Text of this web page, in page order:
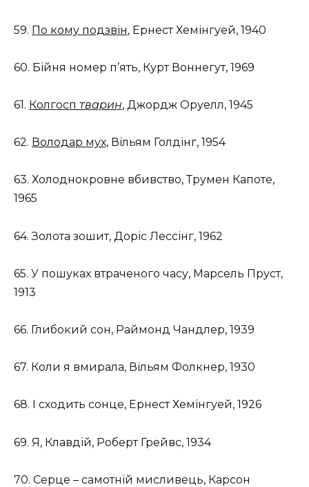
59. По кому подзвін, Ернест Хемінгуей, 1940
60. Бійня номер п’ять, Курт Воннегут, 1969
61. Колгосп тварин, Джордж Оруелл, 1945
62. Володар мух, Вільям Голдінг, 1954
63. Холоднокровне вбивство, Трумен Капоте,
1965
64. Золота зошит, Доріс Лессінг, 1962
65. У пошуках втраченого часу, Марсель Пруст,
1913
66. Глибокий сон, Раймонд Чандлер, 1939
67. Коли я вмирала, Вільям Фолкнер, 1930
68. І сходить сонце, Ернест Хемінгуей, 1926
69. Я, Клавдій, Роберт Грейвс, 1934
70. Серце – самотній мисливець, Карсон